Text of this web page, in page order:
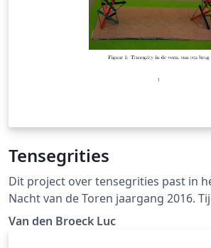
Tensegrities
Dit project over tensegrities past in
Nacht van de Toren jaargang 2016.
openschoolnacht draait alles rond
Van den Broeck Luc